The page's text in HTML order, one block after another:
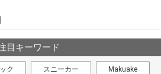
目キーワード
ク スニーカー Makuake